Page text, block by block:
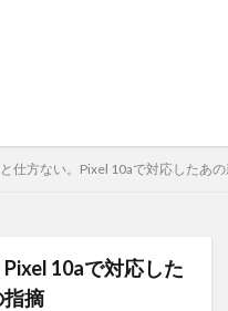
仕方ない。Pixel 10aで対応したあ
10aで対応した
摘